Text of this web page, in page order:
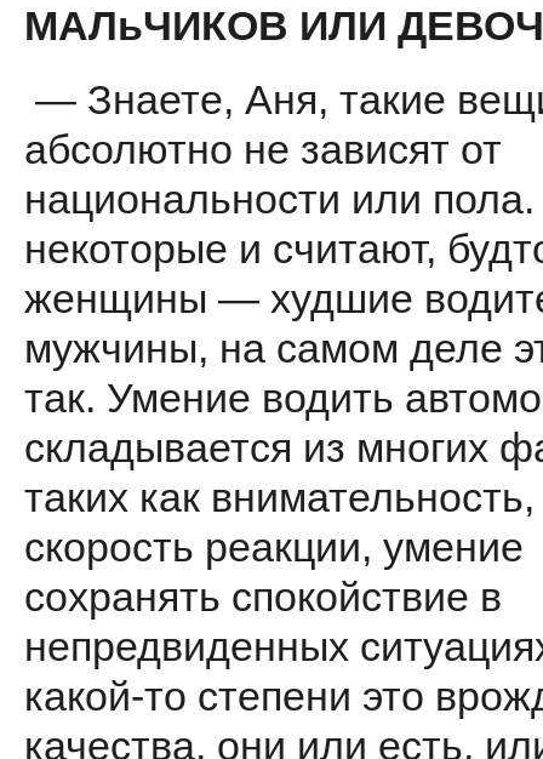
МАЛьЧИКОВ ИЛИ
— Знаете, Аня, такие
абсолют­но не зависят от
национальности или
некоторые и считают,
женщины — худшие
мужчины, на самом деле
так. Умение водить
складывается из многих
таких как внимательность,
скорость реакции, умение
сохранять спокой­ствие в
непредвиденных
какой-то степени это
качества, они или есть,